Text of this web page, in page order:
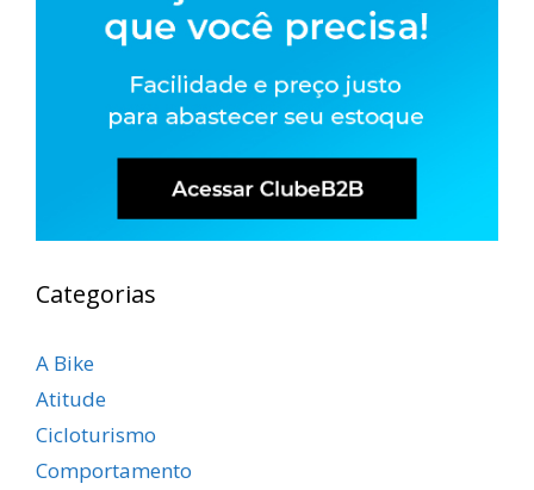
Categorias
A Bike
Atitude
Cicloturismo
Comportamento